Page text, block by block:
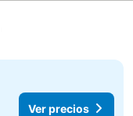
Ver precios